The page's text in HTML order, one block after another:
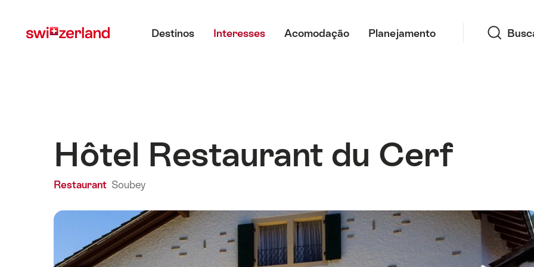
myswitzerland.com
Destinos Interesses Acomodação Planejamento
Hôtel Restaurant du Cerf
Restaurant Soubey